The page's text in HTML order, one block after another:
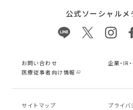
公式ソーシャルメ
お問い合わせ
企業・IR
医療従事者向け情報
サイトマップ
プライバ